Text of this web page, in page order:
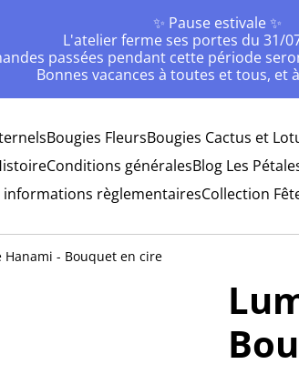
✨ Pause estivale ✨
L'atelier ferme ses portes du 31/
passées pendant cette période
Bonnes vacances à toutes et tous, et
Bougies FleursBougies Cactus et
Conditions généralesBlog Les
règlementairesCollection
Hanami - Bouquet en cire